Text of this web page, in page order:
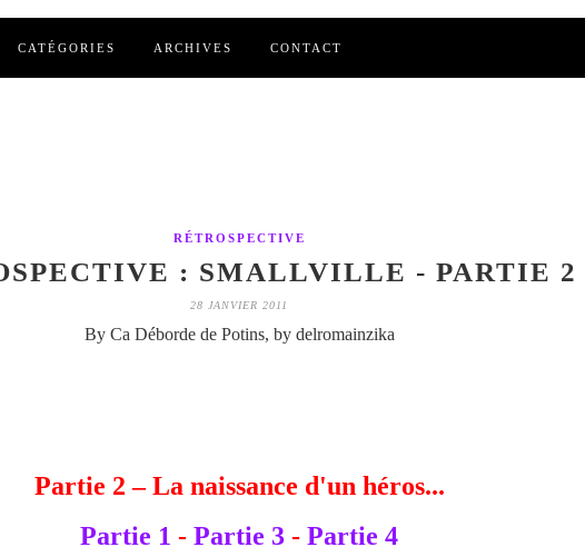
CATÉGORIES ARCHIVES CONTACT
RÉTROSPECTIVE
: SMALLVILLE - PARTIE 2
28 JANVIER 2011
By Ca Déborde de Potins, by delromainzika
Partie 2 – La naissance d'un héros...
Partie 1 - Partie 3 - Partie 4